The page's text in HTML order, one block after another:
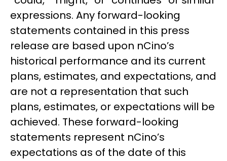
expressions. Any forward-looking
statements contained in this press
release are based upon nCino’s
historical performance and its current
plans, estimates, and expectations, and
are not a representation that such
plans, estimates, or expectations will be
achieved. These forward-looking
statements represent nCino’s
expectations as of the date of this